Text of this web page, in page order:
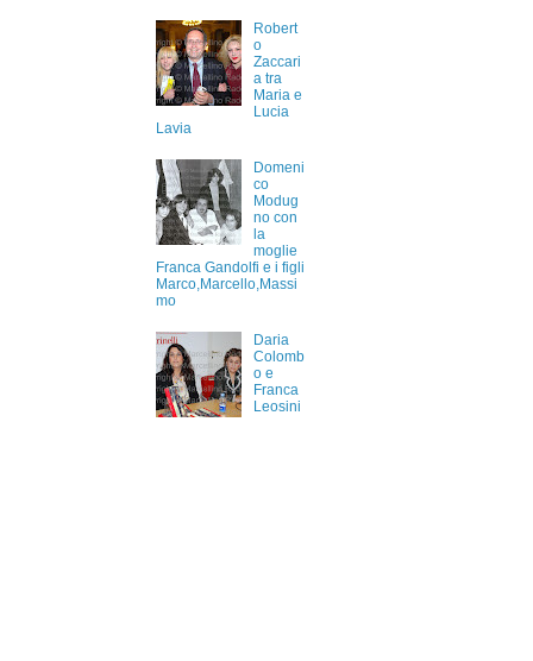
Robert
o
Zaccari
a tra
Maria e
Lucia
Lavia
Domeni
co
Modug
no con
la
moglie
Franca Gandolfi e i figli
Marco,Marcello,Massi
mo
Daria
Colomb
o e
Franca
Leosini